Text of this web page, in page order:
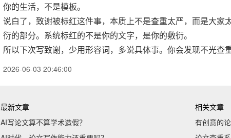
你的生活，不是模板。
说白了，致谢被标红这件事，本质上不是查重太严，而是大
衍的部分。系统标红的不是你的文字，是你的敷衍。
所以下次写致谢，少用形容词，多说具体事。你会发现不光查
2026-06-03 20:46:00
最新文章
AI写论文算不算学术造假？
相关文章
有创意的